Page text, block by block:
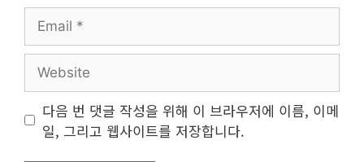
Email
Website
다음 번 댓글 작성을 위해 이 브라우저에 이름, 이메
일, 그리고 웹사이트를 저장합니다.